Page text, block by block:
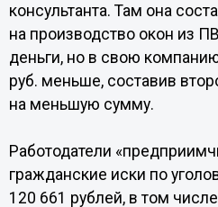
консультанта. Там она
на производство окон из
деньги, но в свою
руб. меньше, составив
на меньшую сумму.
Работодатели
гражданские иски по
120 661 рублей, в том